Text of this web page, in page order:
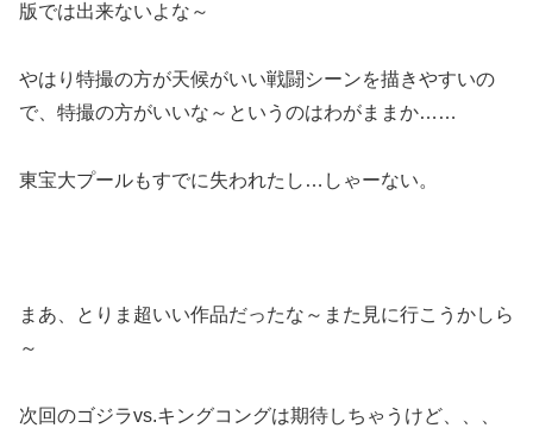
版では出来ないよな～
やはり特撮の方が天候がいい戦闘シーンを描きやすいの
で、特撮の方がいいな～というのはわがままか……
東宝大プールもすでに失われたし…しゃーない。
まあ、とりま超いい作品だったな～また見に行こうかしら
～
次回のゴジラvs.キングコングは期待しちゃうけど、、、